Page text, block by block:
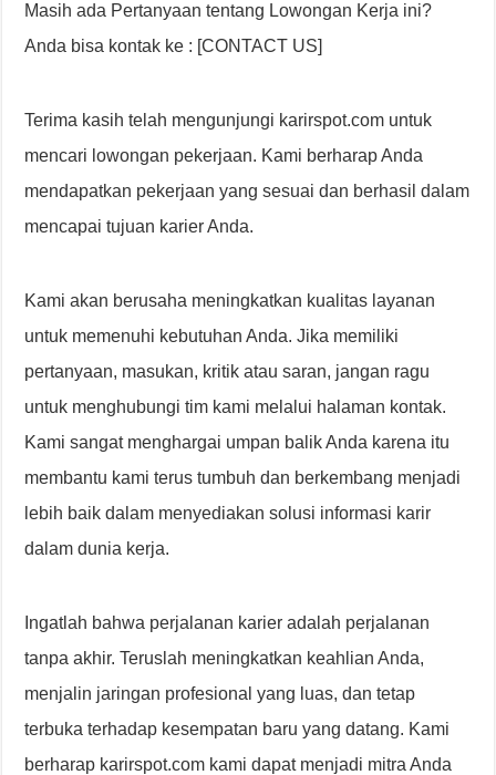
Masih ada Pertanyaan tentang Lowongan Kerja ini?
Anda bisa kontak ke : [CONTACT US]
Terima kasih telah mengunjungi karirspot.com untuk
mencari lowongan pekerjaan. Kami berharap Anda
mendapatkan pekerjaan yang sesuai dan berhasil dalam
mencapai tujuan karier Anda.
Kami akan berusaha meningkatkan kualitas layanan
untuk memenuhi kebutuhan Anda. Jika memiliki
pertanyaan, masukan, kritik atau saran, jangan ragu
untuk menghubungi tim kami melalui halaman kontak.
Kami sangat menghargai umpan balik Anda karena itu
membantu kami terus tumbuh dan berkembang menjadi
lebih baik dalam menyediakan solusi informasi karir
dalam dunia kerja.
Ingatlah bahwa perjalanan karier adalah perjalanan
tanpa akhir. Teruslah meningkatkan keahlian Anda,
menjalin jaringan profesional yang luas, dan tetap
terbuka terhadap kesempatan baru yang datang. Kami
berharap karirspot.com kami dapat menjadi mitra Anda